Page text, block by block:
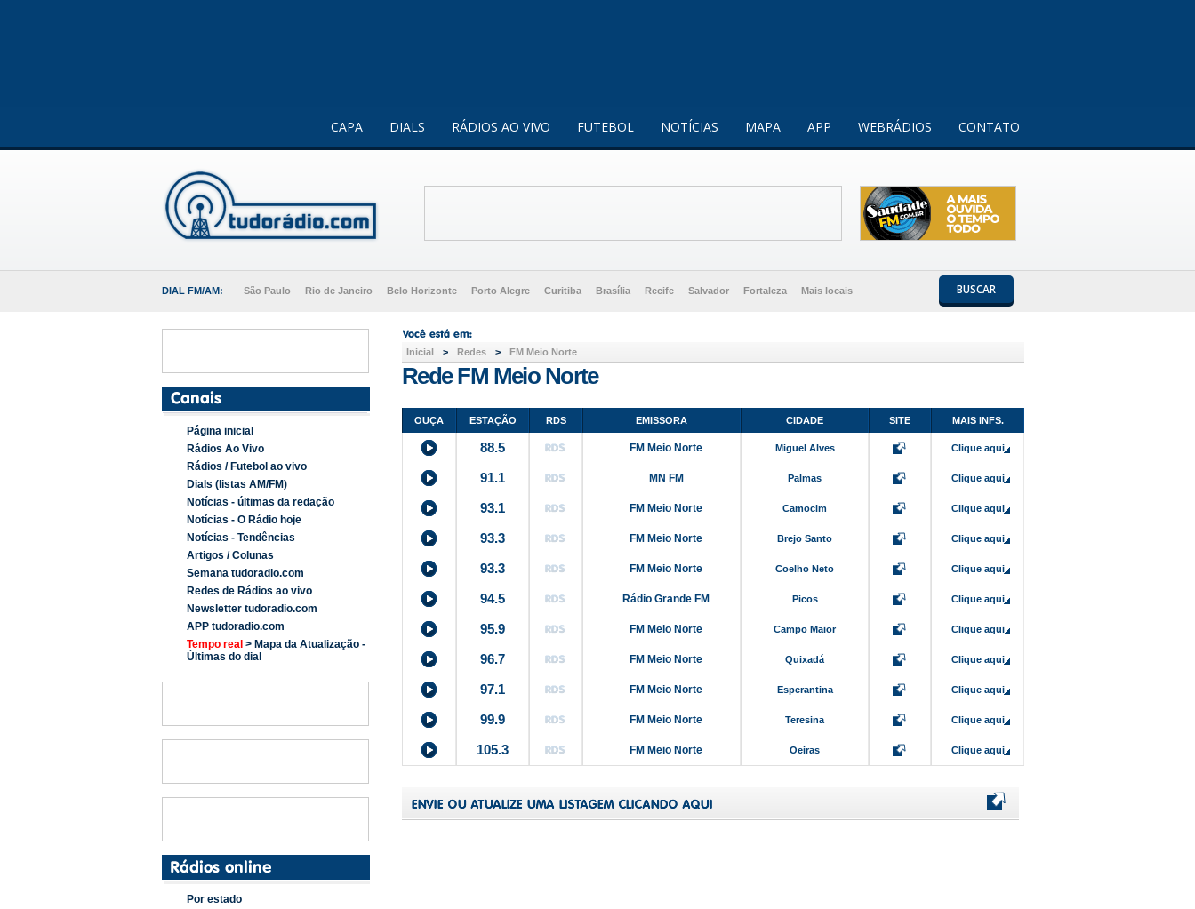
CAPA DIALS RÁDIOS AO VIVO FUTEBOL NOTÍCIAS MAPA APP WEBRÁDIOS CONTATO
DIAL FM/AM: São Paulo Rio de Janeiro Belo Horizonte Porto Alegre Curitiba Brasília Recife Salvador Fortaleza Mais locais BUSCAR
Página inicial
Rádios Ao Vivo
Rádios / Futebol ao vivo
Dials (listas AM/FM)
Notícias - últimas da redação
Notícias - O Rádio hoje
Notícias - Tendências
Artigos / Colunas
Semana tudoradio.com
Redes de Rádios ao vivo
Newsletter tudoradio.com
APP tudoradio.com
Tempo real > Mapa da Atualização -
Últimas do dial
Por estado
Inicial > Redes > FM Meio Norte
Rede FM Meio Norte
OUÇA ESTAÇÃO RDS EMISSORA CIDADE SITE MAIS INFS.
88.5 FM Meio Norte Miguel Alves Clique aqui
91.1 MN FM Palmas Clique aqui
93.1 FM Meio Norte Camocim Clique aqui
93.3 FM Meio Norte Brejo Santo Clique aqui
93.3 FM Meio Norte Coelho Neto Clique aqui
94.5 Rádio Grande FM Picos Clique aqui
95.9 FM Meio Norte Campo Maior Clique aqui
96.7 FM Meio Norte Quixadá Clique aqui
97.1 FM Meio Norte Esperantina Clique aqui
99.9 FM Meio Norte Teresina Clique aqui
105.3 FM Meio Norte Oeiras Clique aqui